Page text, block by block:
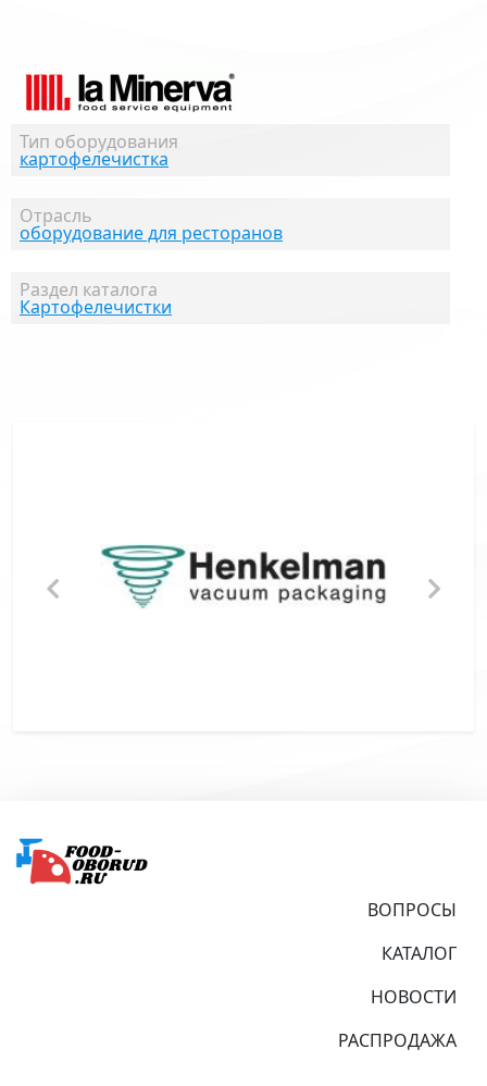
Тип оборудования
картофелечистка
Отрасль
оборудование для ресторанов
Раздел каталога
Картофелечистки
ВОПРОСЫ
КАТАЛОГ
НОВОСТИ
РАСПРОДАЖА